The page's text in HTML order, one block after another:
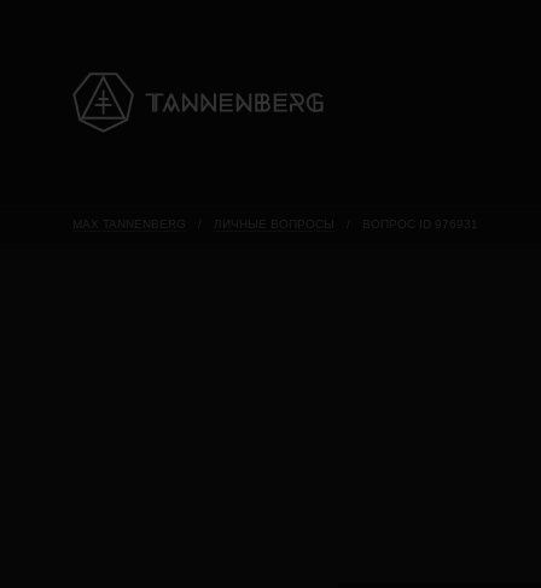
MAX TANNENBERG ЛИЧНЫЕ ВОПРОСЫ ВОПРОС ID 976931